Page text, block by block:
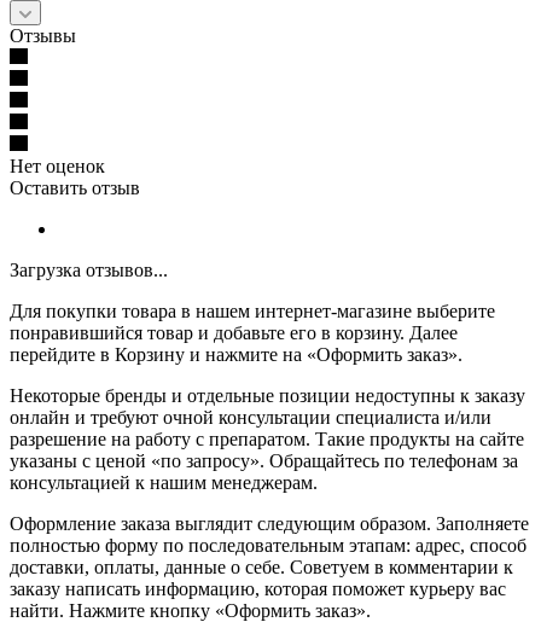
Отзывы
Нет оценок
Оставить отзыв
Загрузка отзывов...
Для покупки товара в нашем интернет-магазине выберите
понравившийся товар и добавьте его в корзину. Далее
перейдите в Корзину и нажмите на «Оформить заказ».
Некоторые бренды и отдельные позиции недоступны к заказу
онлайн и требуют очной консультации специалиста и/или
разрешение на работу с препаратом. Такие продукты на сайте
указаны с ценой «по запросу». Обращайтесь по телефонам за
консультацией к нашим менеджерам.
Оформление заказа выглядит следующим образом. Заполняете
полностью форму по последовательным этапам: адрес, способ
доставки, оплаты, данные о себе. Советуем в комментарии к
заказу написать информацию, которая поможет курьеру вас
найти. Нажмите кнопку «Оформить заказ».